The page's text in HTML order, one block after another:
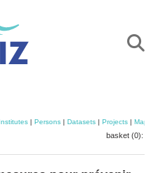
Institutes | Persons | Datasets | Projects | Maps
basket (0):